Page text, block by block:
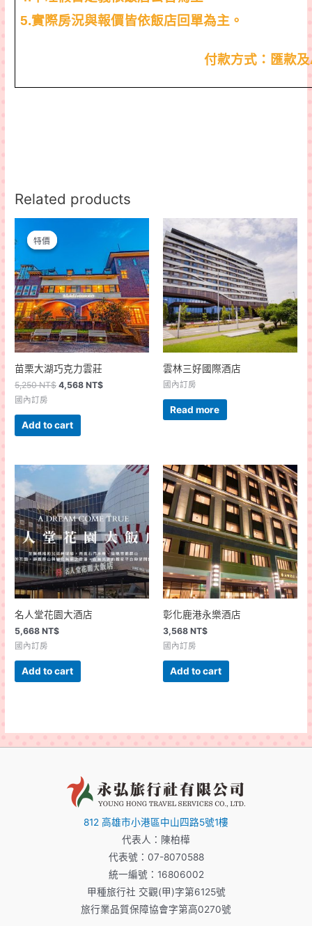
5.實際房況與報價皆依飯店回單為主。
付款方式：匯款及
Related products
特價
特價
苗栗大湖巧克力雲莊
5,250NT$ 4,568NT$
國內訂房
Add to cart
雲林三好國際酒店
國內訂房
Read more
名人堂花園大酒店
5,668NT$
國內訂房
Add to cart
彰化鹿港永樂酒店
3,568 NT$
國內訂房
Add to cart
812 高雄市小港區中山四路5號1樓
代表人：陳柏樺
代表號：07-8070588
統一編號：16806002
甲種旅行社 交觀(甲)字第6125號
旅行業品質保障協會字第高0270號